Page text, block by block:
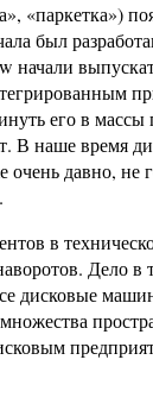
«паркетка»)
был
начали
его в
наше время
давно, не
в
Дело в
дисковые